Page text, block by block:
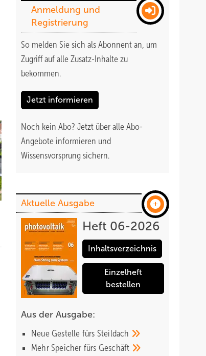
Anmeldung und
Registrierung
So melden Sie sich als Abonnent an, um
Zugriff auf alle Zusatz-Inhalte zu
bekommen.
Jetzt informieren
Noch kein Abo? Jetzt über alle Abo-
Angebote informieren und
Wissensvorsprung sichern.
Aktuelle Ausgabe
Heft 06-2026
Inhaltsverzeichnis
Einzelheft
bestellen
Aus der Ausgabe:
Neue Gestelle fürs Steildach
Mehr Speicher fürs Geschäft